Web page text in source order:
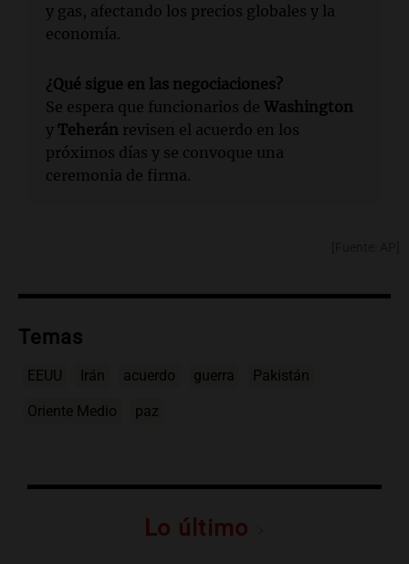
y gas, afectando los precios globales y la
economía.
¿Qué sigue en las negociaciones?
Se espera que funcionarios de Washington
y Teherán revisen el acuerdo en los
próximos días y se convoque una
ceremonia de firma.
Temas
EEUU Irán acuerdo guerra Pakistán
Oriente Medio paz
Lo último